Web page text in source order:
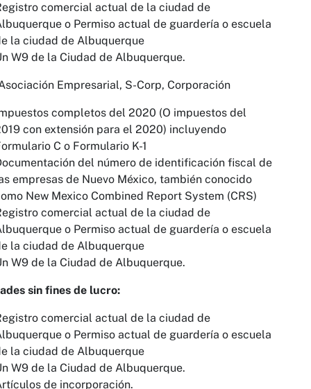
comercial actual de la ciudad de
o Permiso actual de guardería o escuela
la ciudad de Albuquerque
W9 de la Ciudad de Albuquerque.
Empresarial, S-Corp, Corporación
completos del 2020 (O impuestos del
con extensión para el 2020) incluyendo
C o Formulario K-1
del número de identificación fiscal de
empresas de Nuevo México, también conocido
New Mexico Combined Report System (CRS)
comercial actual de la ciudad de
o Permiso actual de guardería o escuela
la ciudad de Albuquerque
W9 de la Ciudad de Albuquerque.
sin fines de lucro:
comercial actual de la ciudad de
o Permiso actual de guardería o escuela
la ciudad de Albuquerque
W9 de la Ciudad de Albuquerque.
de incorporación.